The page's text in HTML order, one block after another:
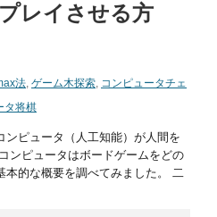
レイさせる方
法, ゲーム木探索, コンピュータチェ
タ将棋
ピュータ（人工知能）が人間を
ンピュータはボードゲームをどの
本的な概要を調べてみました。 二